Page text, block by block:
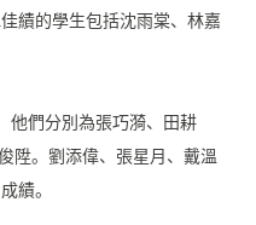
績的學生包括沈雨棠、林嘉
他們分別為張巧漪、田耕
陞。劉添偉、張星月、戴溫
績。